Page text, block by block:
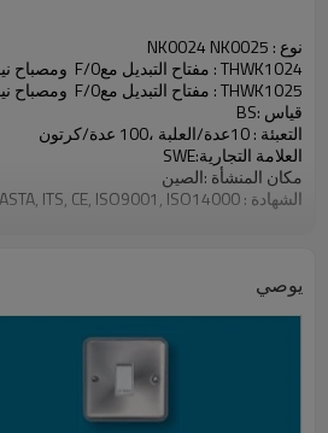
نوع : NK0024 NK0025
THWK1024 : مفتاح التبديل معF/0 ومصباح نيون 20A DP
THWK1025 : مفتاح التبديل معF/0 ومصباح نيون 20A DP
قياس :BS
التعبئة : 10عدة/العلبة ،100 عدة/كرتون
العلامة التجارية:SWE
مكان المنشأة :الصين
الشهادة : BSI, ASTA, ITS, CE, ISO9001, ISO14000
يوصي